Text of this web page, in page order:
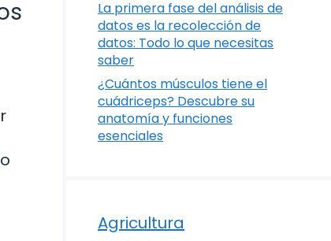
La primera fase del análisis de
datos es la recolección de
datos: Todo lo que necesitas
saber
¿Cuántos músculos tiene el
cuádriceps? Descubre su
anatomía y funciones
esenciales
Agricultura